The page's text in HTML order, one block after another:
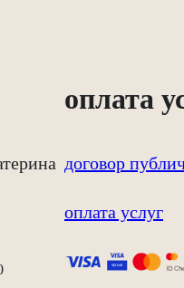
оплата
договор
оплата услуг